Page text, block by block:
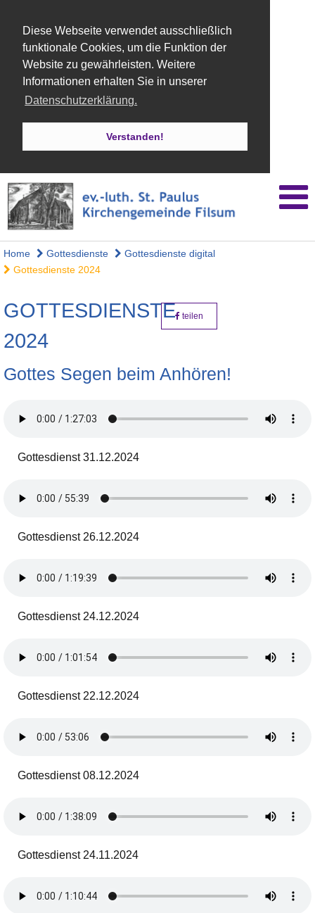
Diese Webseite verwendet ausschließlich
funktionale Cookies, um die Funktion der
Website zu gewährleisten. Weitere
Informationen erhalten Sie in unserer
Datenschutzerklärung.
Verstanden!
Home Gottesdienste
Gottesdienste digital
Gottesdienste 2024
GOTTESDIENSTE
2024
teilen
Gottes Segen beim Anhören!
Gottesdienst 31.12.2024
Gottesdienst 26.12.2024
Gottesdienst 24.12.2024
Gottesdienst 22.12.2024
Gottesdienst 08.12.2024
Gottesdienst 24.11.2024